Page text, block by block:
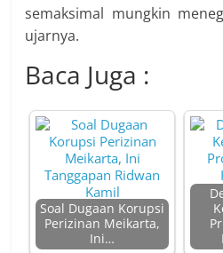
semaksimal mungkin
ujarnya.
Baca Juga :
Soal Dugaan Korupsi
Perizinan Meikarta,
Ini…